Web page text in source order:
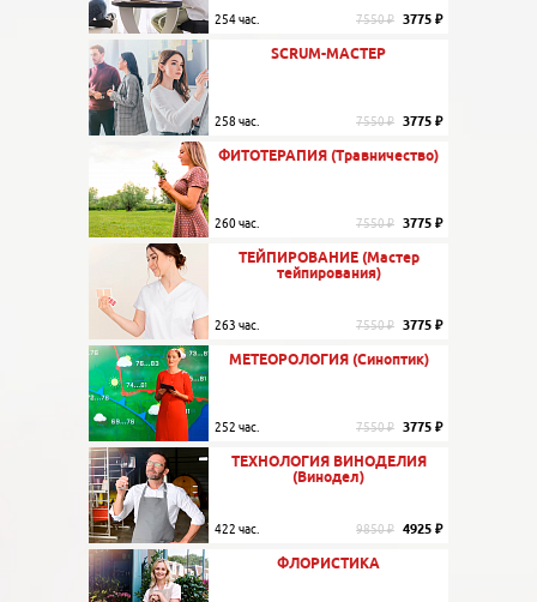
254 час. 7550 ₽ 3775 ₽
SCRUM-МАСТЕР
258 час. 7550 ₽ 3775 ₽
ФИТОТЕРАПИЯ (Травничество)
260 час. 7550 ₽ 3775 ₽
ТЕЙПИРОВАНИЕ (Мастер
тейпирования)
263 час. 7550 ₽ 3775 ₽
МЕТЕОРОЛОГИЯ (Синоптик)
252 час. 7550 ₽ 3775 ₽
ТЕХНОЛОГИЯ ВИНОДЕЛИЯ
(Винодел)
422 час. 9850 ₽ 4925 ₽
ФЛОРИСТИКА